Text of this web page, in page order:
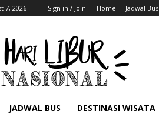
7, 2026 Sign in / Join Home Jadwal Bus
JADWAL BUS DESTINASI WISATA